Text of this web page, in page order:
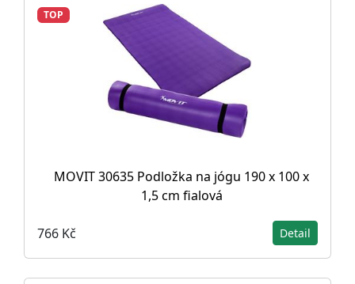
TOP
MOVIT 30635 Podložka na jógu 190 x 100 x
1,5 cm fialová
766 Kč Detail